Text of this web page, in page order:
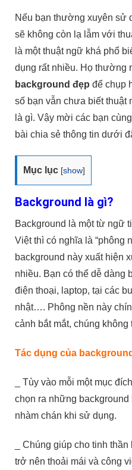
Nếu bạn thường xuyên sử
sẽ không còn lạ lẫm với
là một thuật ngữ khá phổ
dụng rất nhiều. Họ thường
background đẹp để chụp
số bạn vẫn chưa biết thuật
là gì. Vậy mời các bạn
bài chia sẻ thông tin dưới
Mục lục [show]
Background là gì?
Background là một từ ngữ
Việt thì có nghĩa là “phông
background này xuất hiện
nhiều. Bạn có thể dễ dàng
điện thoại, laptop, tại các
nhật…. Phông nền này
cảnh bắt mắt, chúng không
Tác dụng của background
_ Tùy vào mỗi một mục
chọn ra những
nhàm chán khi sử dụng.
_ Chúng giúp cho tinh
trở nên thoải mái và công